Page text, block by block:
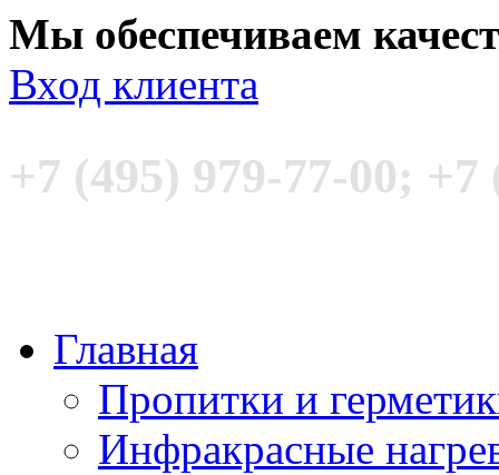
Мы обеспечиваем
Вход клиента
+7 (495) 979-77-00; +7
Главная
Пропитки и
Инфракрасные